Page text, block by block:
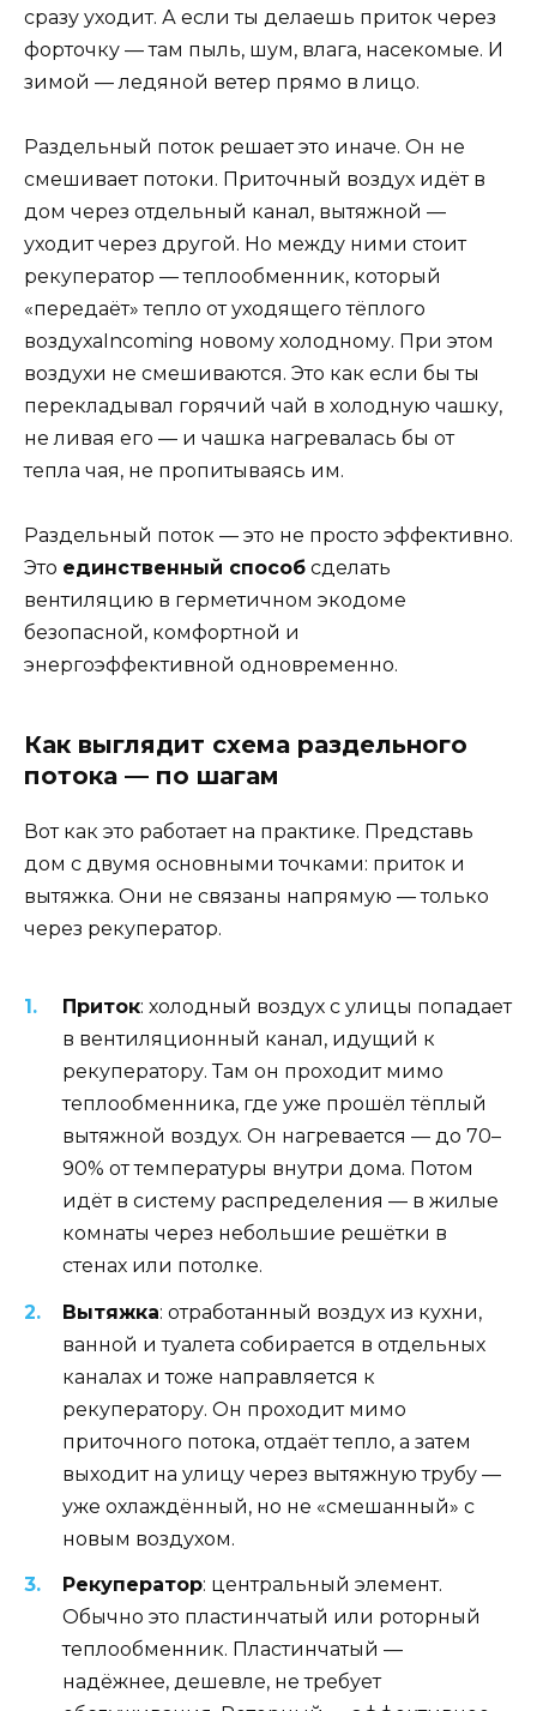
сразу уходит. А если ты делаешь приток через
форточку — там пыль, шум, влага, насекомые. И
зимой — ледяной ветер прямо в лицо.
Раздельный поток решает это иначе. Он не
смешивает потоки. Приточный воздух идёт в
дом через отдельный канал, вытяжной —
уходит через другой. Но между ними стоит
рекуператор — теплообменник, который
«передаёт» тепло от уходящего тёплого
воздухаIncoming новому холодному. При этом
воздухи не смешиваются. Это как если бы ты
перекладывал горячий чай в холодную чашку,
не ливая его — и чашка нагревалась бы от
тепла чая, не пропитываясь им.
Раздельный поток — это не просто эффективно.
Это единственный способ сделать
вентиляцию в герметичном экодоме
безопасной, комфортной и
энергоэффективной одновременно.
Как выглядит схема раздельного
потока — по шагам
Вот как это работает на практике. Представь
дом с двумя основными точками: приток и
вытяжка. Они не связаны напрямую — только
через рекуператор.
Приток: холодный воздух с улицы попадает
в вентиляционный канал, идущий к
рекуператору. Там он проходит мимо
теплообменника, где уже прошёл тёплый
вытяжной воздух. Он нагревается — до 70–
90% от температуры внутри дома. Потом
идёт в систему распределения — в жилые
комнаты через небольшие решётки в
стенах или потолке.
Вытяжка: отработанный воздух из кухни,
ванной и туалета собирается в отдельных
каналах и тоже направляется к
рекуператору. Он проходит мимо
приточного потока, отдаёт тепло, а затем
выходит на улицу через вытяжную трубу —
уже охлаждённый, но не «смешанный» с
новым воздухом.
Рекуператор: центральный элемент.
Обычно это пластинчатый или роторный
теплообменник. Пластинчатый —
надёжнее, дешевле, не требует